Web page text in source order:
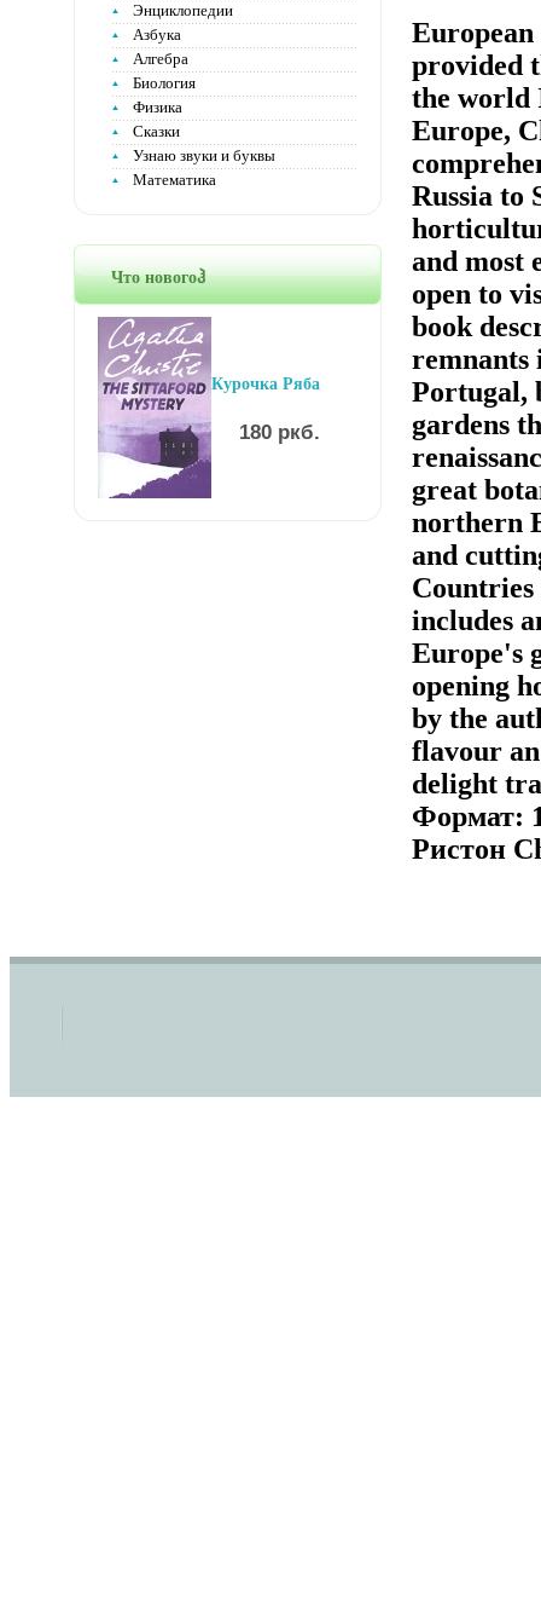
Энциклопедии
Азбука
Алгебра
Биология
Физика
Сказки
Узнаю звуки и буквы
Математика
Что новогоჰ
Курочка Ряба
180 ркб.
European
provided
the world
Europe,
Russia to
and most
open to
book
remnants
Portugal,
gardens
great
northern
and
includes
Europe's
opening
by the
flavour
delight
Формат:
Ристон